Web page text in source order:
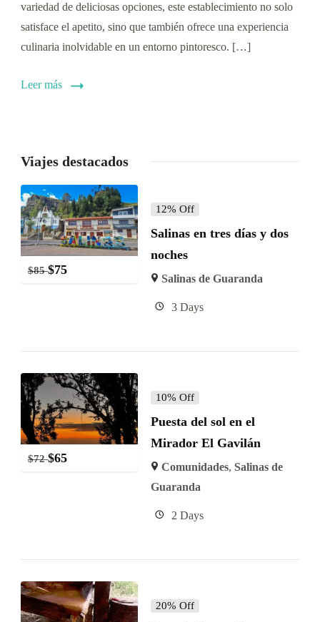
variedad de deliciosas opciones, este establecimiento no solo
satisface el apetito, sino que también ofrece una experiencia
culinaria inolvidable en un entorno pintoresco. […]
Leer más
Viajes destacados
$85 $75
12% Off
Salinas en tres días y dos
noches
Salinas de Guaranda
3 Days
$72 $65
10% Off
Puesta del sol en el
Mirador El Gavilán
Comunidades, Salinas de
Guaranda
2 Days
20% Off